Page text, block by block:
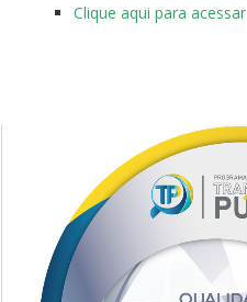
Clique aqui para acessar